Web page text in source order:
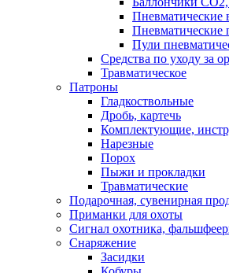
Пневматические
Пневматические
Пули
Средства по уходу за
Травматическое
Патроны
Гладкоствольные
Дробь, картечь
Комплектующие,
Нарезные
Порох
Пыжи и прокладки
Травматические
Подарочная, сувенирная
Приманки для охоты
Сигнал охотника,
Снаряжение
Засидки